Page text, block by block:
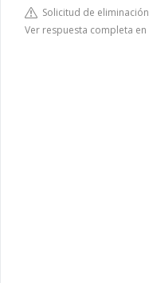
Solicitud de eliminación
Ver respuesta completa en